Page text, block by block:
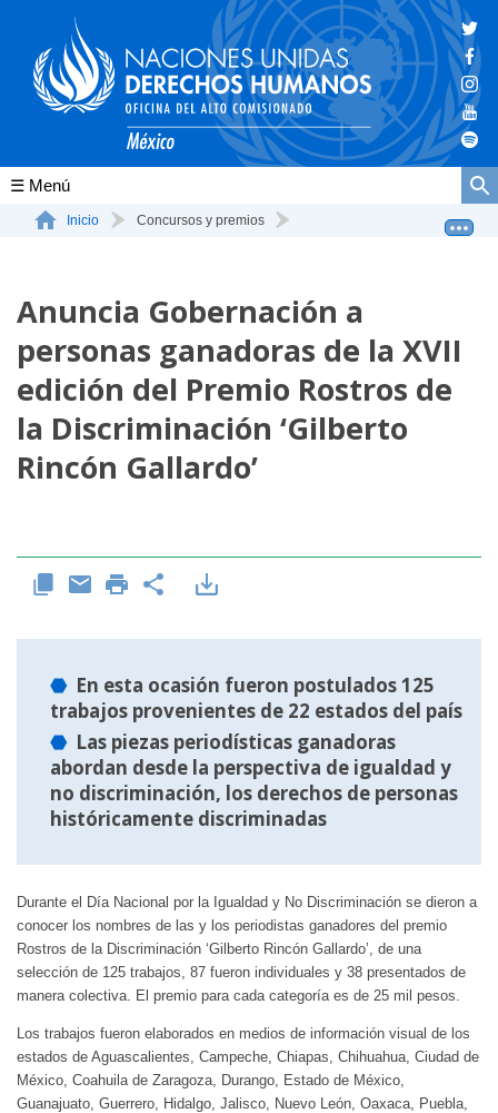
Conócenos
La ONU-DH en México
Vacantes ONU-DH México
ONU-DH en el tiempo
Inicio Concursos y premios
Anuncia Gobernación a
personas ganadoras de la XVII
edición del Premio Rostros de
la Discriminación ‘Gilberto
Rincón Gallardo’
En esta ocasión fueron postulados 125
trabajos provenientes de 22 estados del país
Las piezas periodísticas ganadoras
abordan desde la perspectiva de igualdad y
no discriminación, los derechos de personas
históricamente discriminadas
Durante el Día Nacional por la Igualdad y No Discriminación se dieron a
conocer los nombres de las y los periodistas ganadores del premio
Rostros de la Discriminación ‘Gilberto Rincón Gallardo’, de una
selección de 125 trabajos, 87 fueron individuales y 38 presentados de
manera colectiva. El premio para cada categoría es de 25 mil pesos.
Los trabajos fueron elaborados en medios de información visual de los
estados de Aguascalientes, Campeche, Chiapas, Chihuahua, Ciudad de
México, Coahuila de Zaragoza, Durango, Estado de México,
Guanajuato, Guerrero, Hidalgo, Jalisco, Nuevo León, Oaxaca, Puebla,